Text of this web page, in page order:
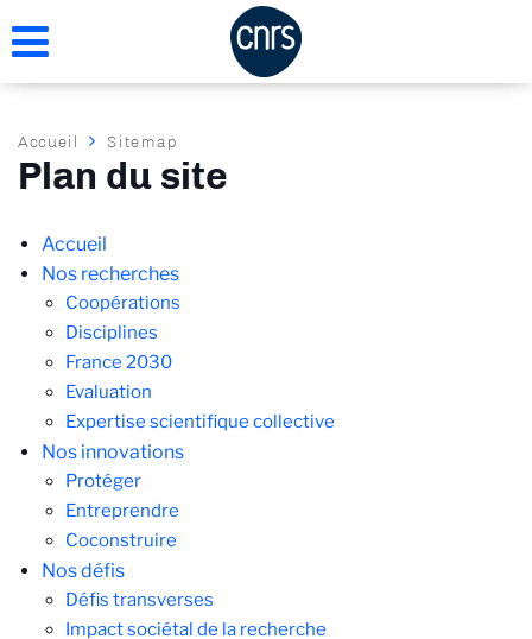
au
Fil
d'Ariane
Accueil Sitemap
Plan du site
Navigation
principale
Accueil
Nos recherches
Coopérations
Disciplines
France 2030
Evaluation
Expertise scientifique collective
Nos innovations
Protéger
Entreprendre
Coconstruire
Nos défis‎
Défis transverses
Impact sociétal de la recherche